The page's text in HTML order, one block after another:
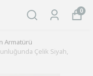
0
Armatürü
Çelik Siyah,